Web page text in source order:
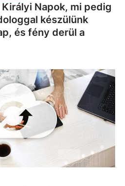
Napok, mi pedig
készülünk
és fény derül a